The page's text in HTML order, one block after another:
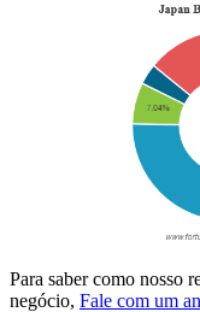
Para saber como nosso
negócio, Fale com um